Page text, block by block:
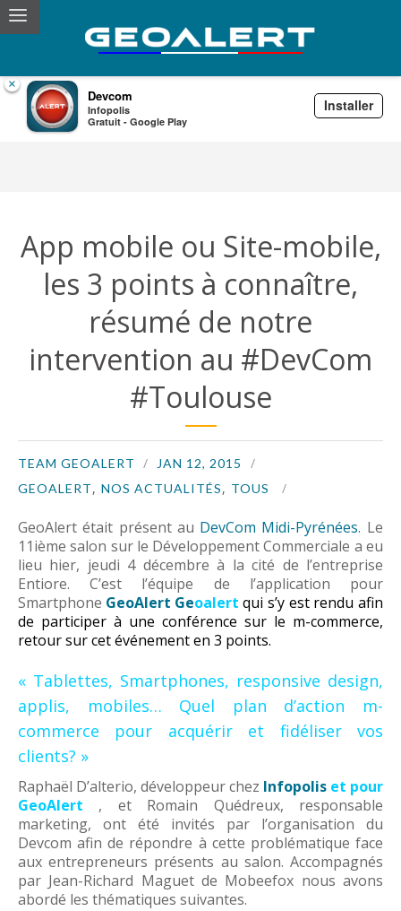
×
Devcom
Infopolis
Gratuit - Google Play
Installer
Devcom
App mobile ou Site-mobile,
les 3 points à connaître,
résumé de notre
intervention au #DevCom
#Toulouse
TEAM GEOALERT
JAN 12, 2015
GEOALERT, NOS ACTUALITÉS, TOUS
GeoAlert était présent au DevCom Midi-Pyrénées. Le
11ième salon sur le Développement Commerciale a eu
lieu hier, jeudi 4 décembre à la cité de l’entreprise
Entiore. C’est l’équipe de l’application pour
Smartphone GeoAlert Geoalert qui s’y est rendu afin
de participer à une conférence sur le m-commerce,
retour sur cet événement en 3 points.
« Tablettes, Smartphones, responsive design,
applis, mobiles… Quel plan d’action m-
commerce pour acquérir et fidéliser vos
clients? »
Raphaël D’alterio, développeur chez Infopolis et pour
GeoAlert
, et Romain Quédreux, responsable
marketing, ont été invités par l’organisation du
Devcom afin de répondre à cette problématique face
aux entrepreneurs présents au salon. Accompagnés
par Jean-Richard Maguet de Mobeefox nous avons
abordé les thématiques suivantes.